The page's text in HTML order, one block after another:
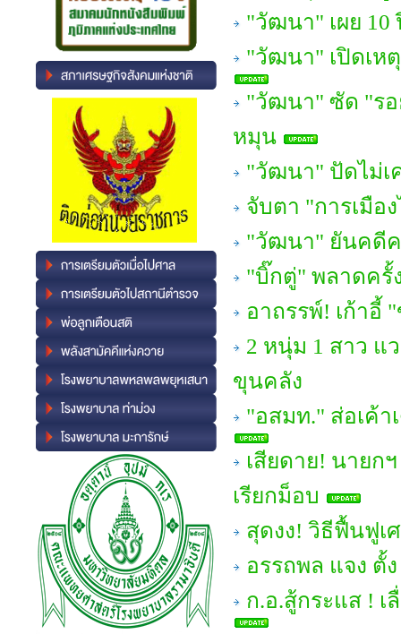
"วัฒนา" เผย
"วัฒนา" เปิดเห
"วัฒนา" ซัด "รอ
หมุน
"วัฒนา" ปัดไม่เ
จับตา "การเมือ
"วัฒนา" ยันคดีค
"บิ๊กตู่" พลาดครั้
อาถรรพ์! เก้าอี้
2 หนุ่ม 1 สาว แ
ขุนคลัง
"อสมท." ส่อเค้า
เสียดาย! นายก
เรียกม็อบ
สุดงง! วิธีฟื้นฟูเ
อรรถพล แจง ตั้
ก.อ.สู้กระแส !